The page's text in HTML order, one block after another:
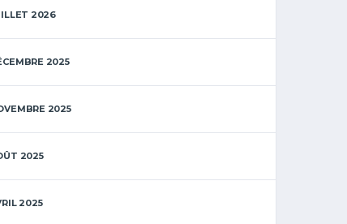
2026
2025
2025
2025
2025